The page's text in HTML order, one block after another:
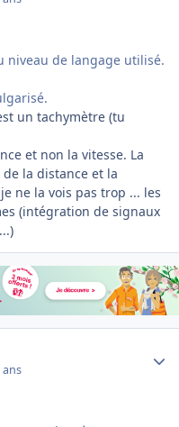
niveau de langage utilisé.
un tachymètre (tu
et non la vitesse. La
la distance et la
ne la vois pas trop ... les
(intégration de signaux
ans